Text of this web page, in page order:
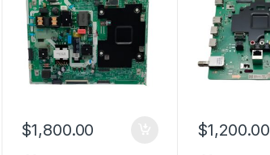
$1,800.00 $1,200.00